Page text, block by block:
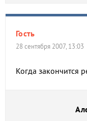
Гость
28 сентября 2007, 13:03
Когда закончится